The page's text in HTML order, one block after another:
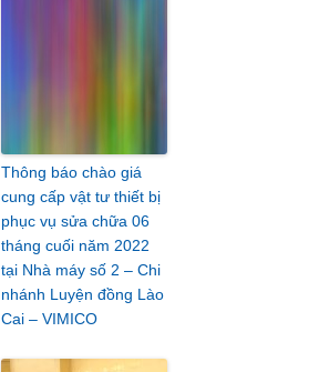
Thông báo chào giá
cung cấp vật tư thiết bị
phục vụ sửa chữa 06
tháng cuối năm 2022
tại Nhà máy số 2 – Chi
nhánh Luyện đồng Lào
Cai – VIMICO